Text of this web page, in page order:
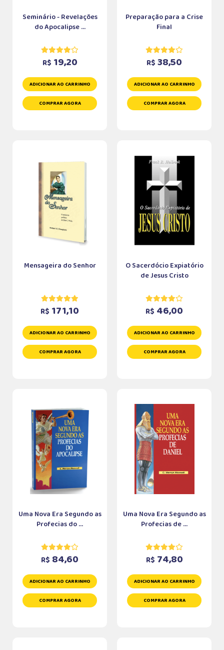
Seminário - Revelações
do Apocalipse ...
R$ 19,20
ADICIONAR AO CARRINHO
COMPRAR AGORA
Preparação para a Crise
Final
R$ 38,50
ADICIONAR AO CARRINHO
COMPRAR AGORA
Mensageira do Senhor
R$ 171,10
ADICIONAR AO CARRINHO
COMPRAR AGORA
O Sacerdócio Expiatório
de Jesus Cristo
R$ 46,00
ADICIONAR AO CARRINHO
COMPRAR AGORA
Uma Nova Era Segundo as
Profecias do ...
R$ 84,60
ADICIONAR AO CARRINHO
COMPRAR AGORA
Uma Nova Era Segundo as
Profecias de ...
R$ 74,80
ADICIONAR AO CARRINHO
COMPRAR AGORA